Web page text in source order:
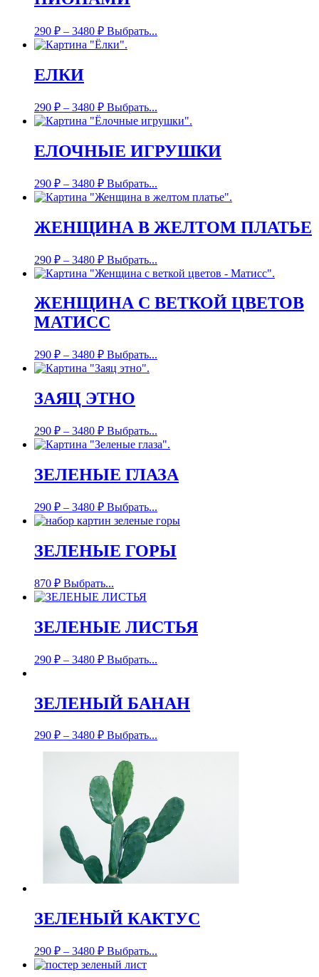
290 ₽ – 3480 ₽ Выбрать...
ЕЛКИ
290 ₽ – 3480 ₽ Выбрать...
ЕЛОЧНЫЕ ИГРУШКИ
290 ₽ – 3480 ₽ Выбрать...
ЖЕНЩИНА В ЖЕЛТОМ ПЛАТЬЕ
290 ₽ – 3480 ₽ Выбрать...
ЖЕНЩИНА С ВЕТКОЙ ЦВЕТОВ
МАТИСС
290 ₽ – 3480 ₽ Выбрать...
ЗАЯЦ ЭТНО
290 ₽ – 3480 ₽ Выбрать...
ЗЕЛЕНЫЕ ГЛАЗА
290 ₽ – 3480 ₽ Выбрать...
ЗЕЛЕНЫЕ ГОРЫ
870 ₽ Выбрать...
ЗЕЛЕНЫЕ ЛИСТЬЯ
290 ₽ – 3480 ₽ Выбрать...
ЗЕЛЕНЫЙ БАНАН
290 ₽ – 3480 ₽ Выбрать...
ЗЕЛЕНЫЙ КАКТУС
290 ₽ – 3480 ₽ Выбрать...